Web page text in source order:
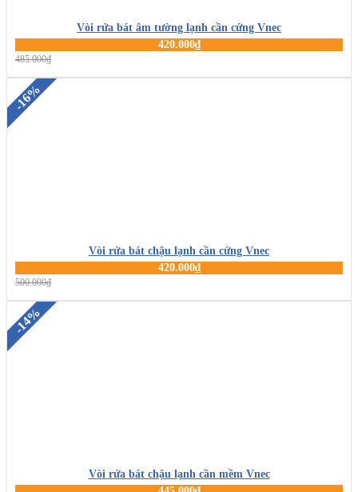
Vòi rửa bát âm tường lạnh cần cứng Vnec
420.000₫
485.000₫
-16%
Vòi rửa bát chậu lạnh cần cứng Vnec
420.000₫
500.000₫
-14%
Vòi rửa bát chậu lạnh cần mềm Vnec